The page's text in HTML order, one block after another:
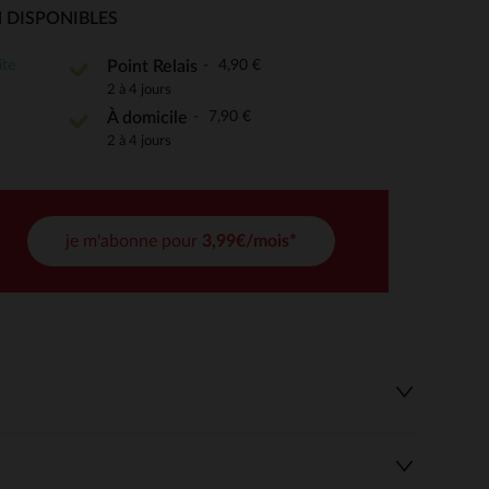
de confidentialité, en garantissant la conformité avec
DISPONIBLES
Point Relais 4,90 €
2 à 4 jours
À domicile 7,90 €
2 à 4 jours
je m'abonne pour 3,99€/mois*